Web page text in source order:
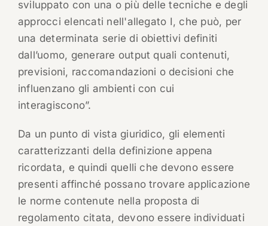
sviluppato con una o più delle tecniche e degli
approcci elencati nell'allegato I, che può, per
una determinata serie di obiettivi definiti
dall’uomo, generare output quali contenuti,
previsioni, raccomandazioni o decisioni che
influenzano gli ambienti con cui
interagiscono”.
Da un punto di vista giuridico, gli elementi
caratterizzanti della definizione appena
ricordata, e quindi quelli che devono essere
presenti affinché possano trovare applicazione
le norme contenute nella proposta di
regolamento citata, devono essere individuati